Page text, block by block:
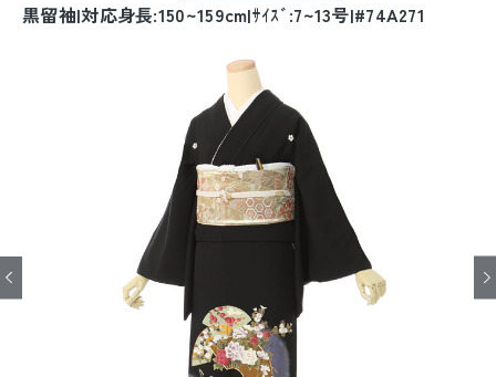
お客様の声
法人・グループの
お客様はこちら
着物の種類から探す
七五三レンタル
黒留袖|対応身長:150~159cm|ｻｲｽﾞ:7~13号|#74A271